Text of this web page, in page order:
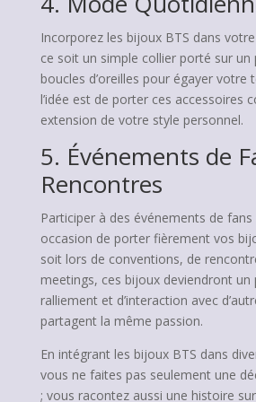
Incorporez les bijoux BTS dans
ce soit un simple collier porté sur un
boucles d’oreilles pour égayer votre
l’idée est de porter ces accessoires
extension de votre style personnel.
5. Événements de
Rencontres
Participer à des événements de
occasion de porter fièrement vos
soit lors de conventions, de
meetings, ces bijoux deviendront un
ralliement et d’interaction avec
partagent la même passion.
En intégrant les bijoux BTS dans
vous ne faites pas seulement une
; vous racontez aussi une histoire